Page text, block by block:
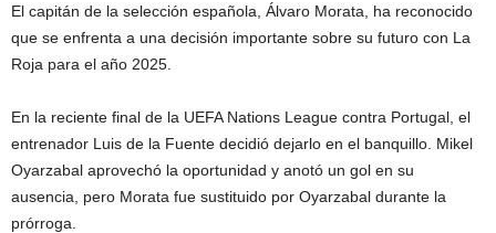
El capitán de la selección española, Álvaro Morata, ha reconocido
que se enfrenta a una decisión importante sobre su futuro con La
Roja para el año 2025.
En la reciente final de la UEFA Nations League contra Portugal, el
entrenador Luis de la Fuente decidió dejarlo en el banquillo. Mikel
Oyarzabal aprovechó la oportunidad y anotó un gol en su
ausencia, pero Morata fue sustituido por Oyarzabal durante la
prórroga.